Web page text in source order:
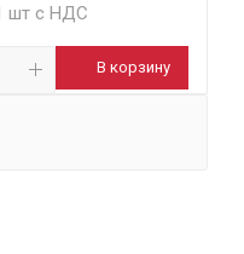
шт с НДС
В корзину